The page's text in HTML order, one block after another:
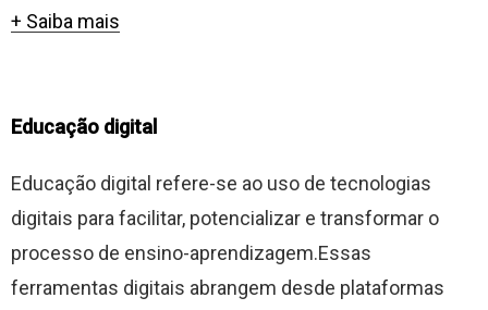
+ Saiba mais
Educação digital
Educação digital refere-se ao uso de tecnologias
digitais para facilitar, potencializar e transformar o
processo de ensino-aprendizagem.Essas
ferramentas digitais abrangem desde plataformas